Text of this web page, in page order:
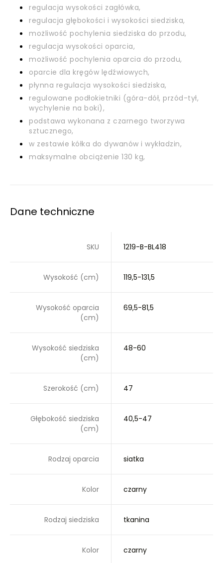
regulacja wysokości zagłówka,
regulacja głębokości i wysokości siedziska,
możliwość pochylenia siedziska do przodu,
regulacja wysokości oparcia,
możliwość pochylenia oparcia do przodu,
oparcie dla kręgów lędźwiowych,
płynna regulacja wysokości siedziska,
regulowane podłokietniki (góra-dół, przód-tył,
wychylenie na boki),
podstawa wykonana z czarnego tworzywa
sztucznego,
w zestawie kółka do dywanów i wykładzin,
maksymalne obciążenie 130 kg,
Dane techniczne
SKU 1219-B-BL418
Wysokość (cm) 119,5-131,5
Wysokość oparcia
(cm)
69,5-81,5
Wysokość siedziska
(cm)
48-60
Szerokość (cm) 47
Głębokość siedziska
(cm)
40,5-47
Rodzaj oparcia siatka
Kolor czarny
Rodzaj siedziska tkanina
Kolor czarny